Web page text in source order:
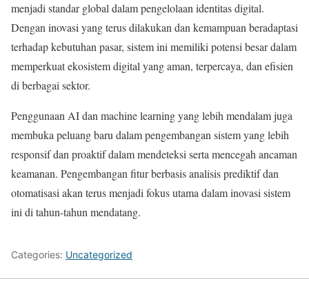
menjadi standar global dalam pengelolaan identitas digital.
Dengan inovasi yang terus dilakukan dan kemampuan beradaptasi
terhadap kebutuhan pasar, sistem ini memiliki potensi besar dalam
memperkuat ekosistem digital yang aman, terpercaya, dan efisien
di berbagai sektor.
Penggunaan AI dan machine learning yang lebih mendalam juga
membuka peluang baru dalam pengembangan sistem yang lebih
responsif dan proaktif dalam mendeteksi serta mencegah ancaman
keamanan. Pengembangan fitur berbasis analisis prediktif dan
otomatisasi akan terus menjadi fokus utama dalam inovasi sistem
ini di tahun-tahun mendatang.
Categories: Uncategorized